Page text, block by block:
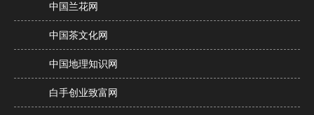
中国兰花网
中国茶文化网
中国地理知识网
白手创业致富网